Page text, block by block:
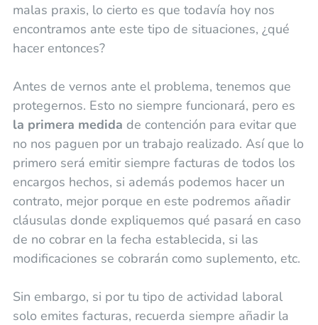
malas praxis, lo cierto es que todavía hoy nos
encontramos ante este tipo de situaciones, ¿qué
hacer entonces?
Antes de vernos ante el problema, tenemos que
protegernos. Esto no siempre funcionará, pero es
la primera medida de contención para evitar que
no nos paguen por un trabajo realizado. Así que lo
primero será emitir siempre facturas de todos los
encargos hechos, si además podemos hacer un
contrato, mejor porque en este podremos añadir
cláusulas donde expliquemos qué pasará en caso
de no cobrar en la fecha establecida, si las
modificaciones se cobrarán como suplemento, etc.
Sin embargo, si por tu tipo de actividad laboral
solo emites facturas, recuerda siempre añadir la